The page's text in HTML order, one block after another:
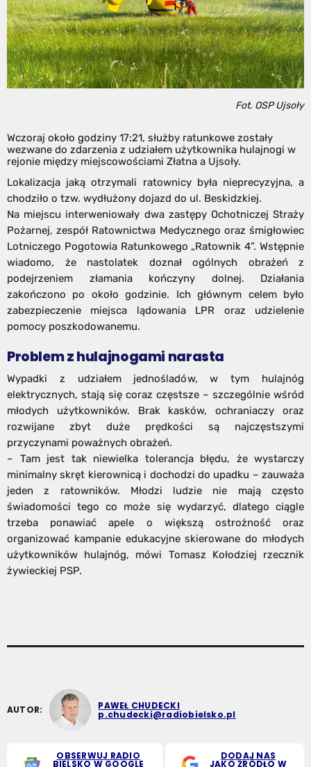
Fot. OSP Ujsoły
Wczoraj około godziny 17:21, służby ratunkowe zostały
wezwane do zdarzenia z udziałem użytkownika hulajnogi w
rejonie między miejscowościami Złatna a Ujsoły.
Lokalizacja jaką otrzymali ratownicy była nieprecyzyjna, a
chodziło o tzw. wydłużony dojazd do ul. Beskidzkiej.
Na miejscu interweniowały dwa zastępy Ochotniczej Straży
Pożarnej, zespół Ratownictwa Medycznego oraz śmigłowiec
Lotniczego Pogotowia Ratunkowego „Ratownik 4”. Wstępnie
wiadomo, że nastolatek doznał ogólnych obrażeń z
podejrzeniem złamania kończyny dolnej. Działania
zakończono po około godzinie. Ich głównym celem było
zabezpieczenie miejsca lądowania LPR oraz udzielenie
pomocy poszkodowanemu.
Problem z hulajnogami narasta
Wypadki z udziałem jednośladów, w tym hulajnóg
elektrycznych, stają się coraz częstsze – szczególnie wśród
młodych użytkowników. Brak kasków, ochraniaczy oraz
rozwijane zbyt duże prędkości są najczęstszymi
przyczynami poważnych obrażeń.
– Tam jest tak niewielka tolerancja błędu, że wystarczy
minimalny skręt kierownicą i dochodzi do upadku – zauważa
jeden z ratowników. Młodzi ludzie nie mają często
świadomości tego co może się wydarzyć, dlatego ciągle
trzeba ponawiać apele o większą ostrożność oraz
organizować kampanie edukacyjne skierowane do młodych
użytkowników hulajnóg, mówi Tomasz Kołodziej rzecznik
żywieckiej PSP.
AUTOR: PAWEŁ CHUDECKI
p.chudecki@radiobielsko.pl
OBSERWUJ RADIO
BIELSKO W GOOGLE
DODAJ NAS
JAKO ŹRÓDŁO W